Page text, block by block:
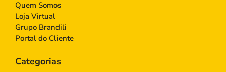
Quem Somos
Loja Virtual
Grupo Brandili
Portal do Cliente
Categorias